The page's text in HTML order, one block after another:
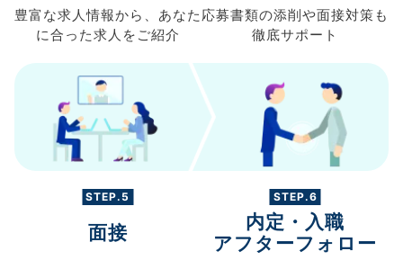
豊富な求人情報から、 あなた
に合った求人を ご紹介
応募書類の添削や面接対策も
徹底サポート
STEP.5
面接
STEP.6
内定・入職
アフターフォロー